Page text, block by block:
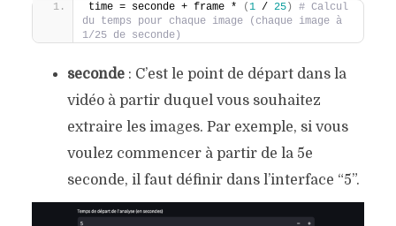
time = seconde + frame * (1 / 25)
# Calcul
du temps pour chaque image (chaque image à
1/25 de seconde)
seconde: C’est le point de départ dans la
vidéo à partir duquel vous souhaitez
extraire les images. Par exemple, si vous
voulez commencer à partir de la 5e
seconde, il faut définir dans l’interface “5”.